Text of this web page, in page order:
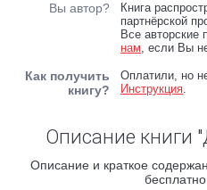
Вы автор?
Книга
партнёрской
Все авторские
нам, если Вы
Как получить
книгу?
Оплатили, но
Инструкция.
Описание книги
Описание и краткое